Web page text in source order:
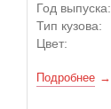
Год выпуска:
Тип кузова:
Цвет:
Подробнее